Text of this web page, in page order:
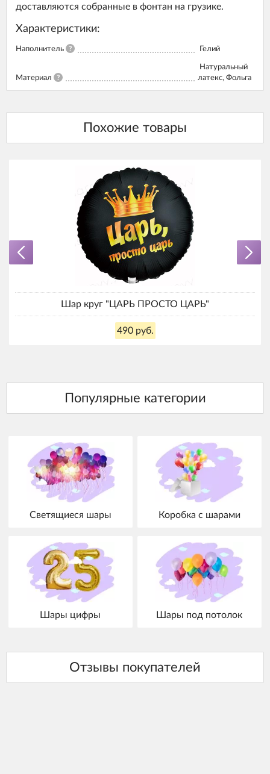
доставляются собранные в фонтан на грузике.
Характеристики:
Наполнитель ? Гелий
Материал ?
Натуральный
латекс, Фольга
Шар круг "ЦАРЬ ПРОСТО ЦАРЬ"
490 руб.
Светящиеся шары Коробка с шарами
Шары цифры Шары под потолок